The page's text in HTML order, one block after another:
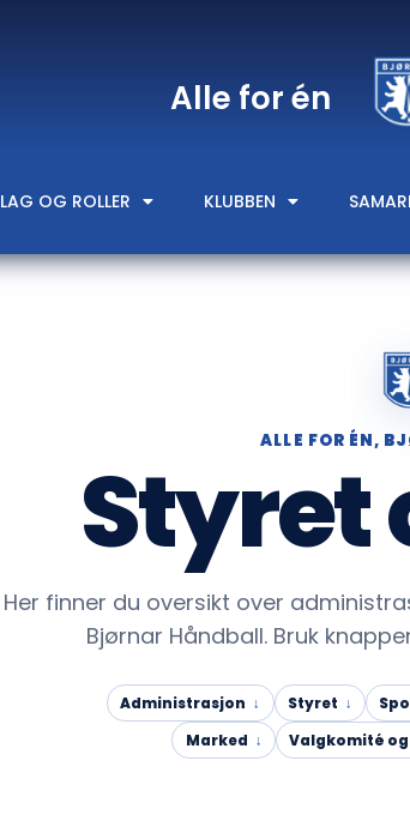
Alle for én
LAG OG ROLLER KLUBBEN
ALLE FOR ÉN,
Styret
Her finner du oversikt over
Bjørnar Håndball. Bruk
Administrasjon Styret
Marked
Valgkomité